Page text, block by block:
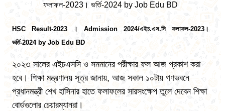
ফলাফল-2023। ভর্তি-2024 by Job Edu BD
HSC Result-2023 । Admission 2024/এইচ.এস.সি ফলাফল-2023।
ভর্তি-2024 by Job Edu BD
২০২৩ সালের এইচএসসি ও সমমানের পরীক্ষার ফল আজ প্রকাশ করা
হবে। শিক্ষা মন্ত্রণালয় সূত্র জানায়, আজ সকাল ১০টায় গণভবনে
প্রধানমন্ত্রী শেখ হাসিনার হাতে ফলাফলের সারসংক্ষেপ তুলে দেবেন শিক্ষা
বোর্ডগুলোর চেয়ারম্যানরা।